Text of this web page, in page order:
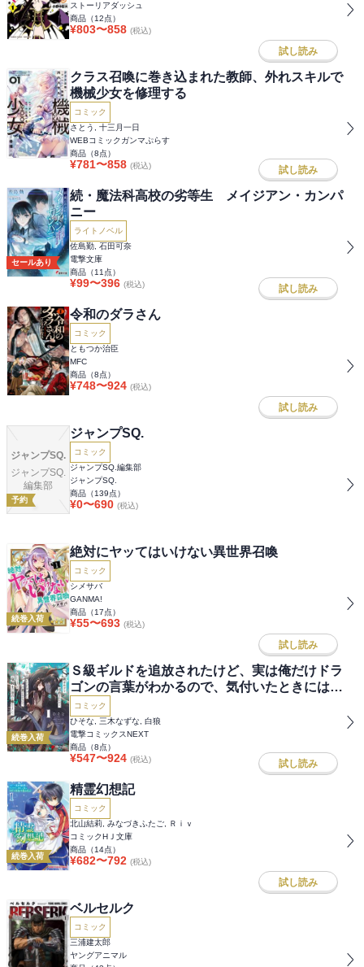
ストーリアダッシュ
商品（12点）
¥803〜858 (税込)
試し読み
クラス召喚に巻き込まれた教師、外れスキルで
機械少女を修理する
コミック
さとう, 十三月一日
WEBコミックガンマぷらす
商品（8点）
¥781〜858 (税込) 試し読み
セールあり
続・魔法科高校の劣等生 メイジアン・カンパ
ニー
ライトノベル
佐島勤, 石田可奈
電撃文庫
商品（11 点）
¥99〜396 (税込) 試し読み
令和のダラさん
コミック
ともつか治臣
MFC
商品（8点）
¥748〜924 (税込)
試し読み
ジャンプSQ.
ジャンプSQ.
編集部
予約
ジャンプSQ.
コミック
ジャンプSQ.編集部
ジャンプSQ.
商品（139点）
¥0〜690 (税込)
続巻入荷
絶対にヤッてはいけない異世界召喚
コミック
シメサバ
GANMA!
商品（17点）
¥55〜693 (税込)
試し読み
続巻入荷
Ｓ級ギルドを追放されたけど、実は俺だけドラ
ゴンの言葉がわかるので、気付いたときには竜
騎士の頂点を極めてました。
コミック
ひそな, 三木なずな, 白狼
電撃コミックスNEXT
商品（8点）
¥547〜924 (税込) 試し読み
続巻入荷
精霊幻想記
コミック
北山結莉, みなづきふたご, Ｒｉｖ
コミックHＪ文庫
商品（14点）
¥682〜792 (税込)
試し読み
ベルセルク
コミック
三浦建太郎
ヤングアニマル